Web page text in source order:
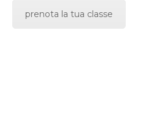
prenota la tua classe